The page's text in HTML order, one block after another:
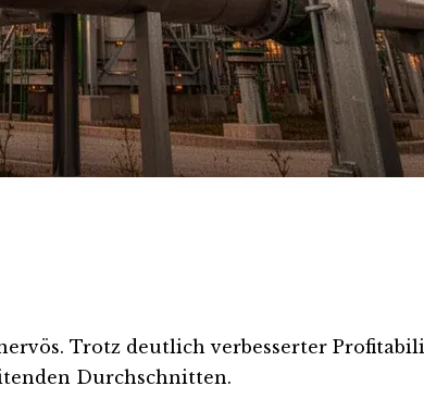
Trotz deutlich verbesserter
Durchschnitten.